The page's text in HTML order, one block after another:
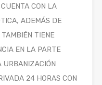
CON LA
ADEMÁS DE
TIENE
EN LA PARTE
URBANIZACIÓN
24 HORAS CON